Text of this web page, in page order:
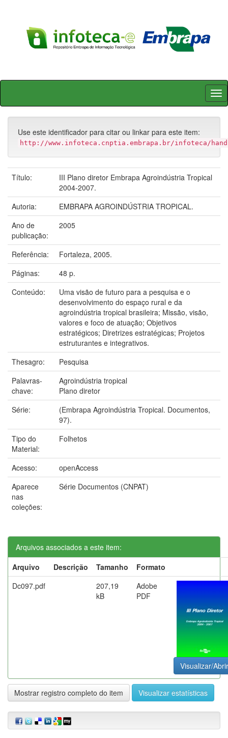
Skip
Use este identificador para citar ou linkar para este item:
http://www.infoteca.cnptia.embrapa.br/infoteca/
Título:
III Plano diretor Embrapa Agroindústria Tropical
2004-2007.
Autoria:
EMBRAPA AGROINDÚSTRIA TROPICAL.
Ano de
publicação:
2005
Referência:
Fortaleza, 2005.
Páginas:
48 p.
Conteúdo:
Uma visão de futuro para a pesquisa e o
desenvolvimento do espaço rural e da
agroindústria tropical brasileira; Missão, visão,
valores e foco de atuação; Objetivos
estratégicos; Diretrizes estratégicas; Projetos
estruturantes e integrativos.
Thesagro:
Pesquisa
Palavras-
chave:
Agroindústria tropical
Plano diretor
Série:
(Embrapa Agroindústria Tropical. Documentos,
97).
Tipo do
Material:
Folhetos
Acesso:
openAccess
Aparece
nas
coleções:
Série Documentos (CNPAT)
Arquivos associados a este item:
Arquivo
Descrição Tamanho
Formato
Dc097.pdf
207,19
kB
Adobe
PDF
Visualizar/Abrir
Mostrar registro completo do item Visualizar estatísticas